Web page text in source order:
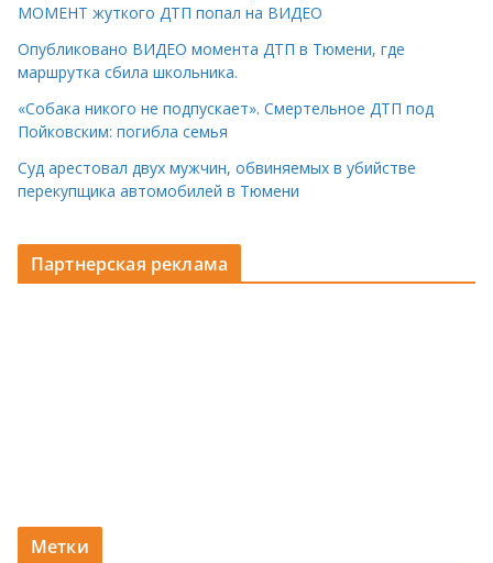
МОМЕНТ жуткого ДТП попал на ВИДЕО
Опубликовано ВИДЕО момента ДТП в Тюмени, где
маршрутка сбила школьника.
«Собака никого не подпускает». Смертельное ДТП под
Пойковским: погибла семья
Суд арестовал двух мужчин, обвиняемых в убийстве
перекупщика автомобилей в Тюмени
Партнерская реклама
Метки